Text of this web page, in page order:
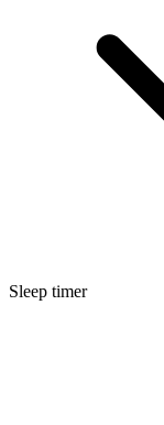
Sleep timer